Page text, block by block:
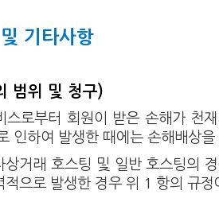
기타사항
범위 및 청구)
스로부터 회원이 받은 손해가 천
인하여 발생한 때에는 손해배상
상거래 호스팅 및 일반 호스팅의
적으로 발생한 경우 위 1 항의 규정